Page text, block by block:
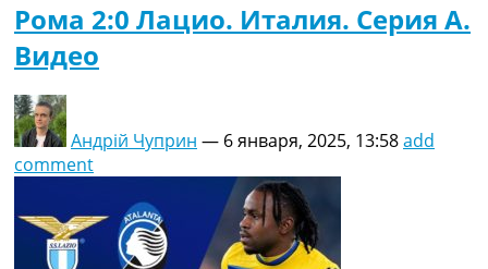
Рома 2:0 Лацио. Италия. Серия A.
Видео
Андрій Чуприн — 6 января, 2025, 13:58add
comment